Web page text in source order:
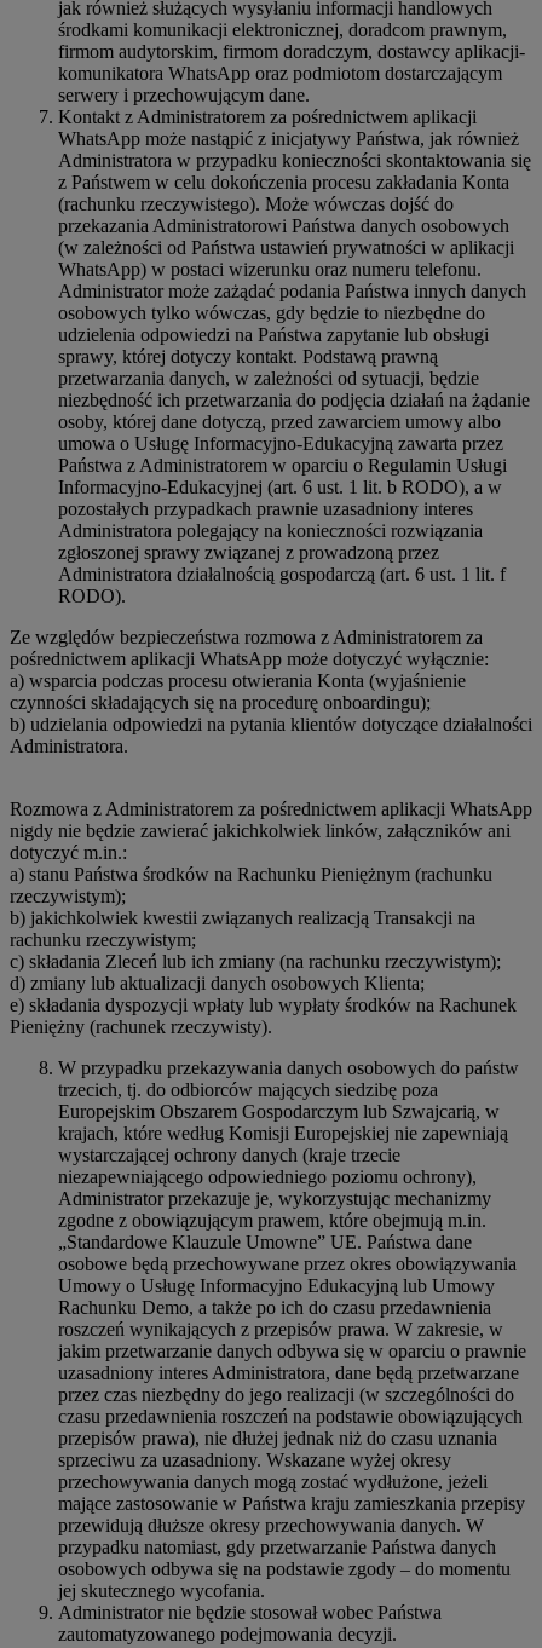
jak również służących wysyłaniu informacji handlowych
środkami komunikacji elektronicznej, doradcom prawnym,
firmom audytorskim, firmom doradczym, dostawcy aplikacji-
komunikatora WhatsApp oraz podmiotom dostarczającym
serwery i przechowującym dane.
Kontakt z Administratorem za pośrednictwem aplikacji
WhatsApp może nastąpić z inicjatywy Państwa, jak również
Administratora w przypadku konieczności skontaktowania się
z Państwem w celu dokończenia procesu zakładania Konta
(rachunku rzeczywistego). Może wówczas dojść do
przekazania Administratorowi Państwa danych osobowych
(w zależności od Państwa ustawień prywatności w aplikacji
WhatsApp) w postaci wizerunku oraz numeru telefonu.
Administrator może zażądać podania Państwa innych danych
osobowych tylko wówczas, gdy będzie to niezbędne do
udzielenia odpowiedzi na Państwa zapytanie lub obsługi
sprawy, której dotyczy kontakt. Podstawą prawną
przetwarzania danych, w zależności od sytuacji, będzie
niezbędność ich przetwarzania do podjęcia działań na żądanie
osoby, której dane dotyczą, przed zawarciem umowy albo
umowa o Usługę Informacyjno-Edukacyjną zawarta przez
Państwa z Administratorem w oparciu o Regulamin Usługi
Informacyjno-Edukacyjnej (art. 6 ust. 1 lit. b RODO), a w
pozostałych przypadkach prawnie uzasadniony interes
Administratora polegający na konieczności rozwiązania
zgłoszonej sprawy związanej z prowadzoną przez
Administratora działalnością gospodarczą (art. 6 ust. 1 lit. f
RODO).
Ze względów bezpieczeństwa rozmowa z Administratorem za
pośrednictwem aplikacji WhatsApp może dotyczyć wyłącznie:
a) wsparcia podczas procesu otwierania Konta (wyjaśnienie
czynności składających się na procedurę onboardingu);
b) udzielania odpowiedzi na pytania klientów dotyczące działalności
Administratora.
Rozmowa z Administratorem za pośrednictwem aplikacji WhatsApp
nigdy nie będzie zawierać jakichkolwiek linków, załączników ani
dotyczyć m.in.:
a) stanu Państwa środków na Rachunku Pieniężnym (rachunku
rzeczywistym);
b) jakichkolwiek kwestii związanych realizacją Transakcji na
rachunku rzeczywistym;
c) składania Zleceń lub ich zmiany (na rachunku rzeczywistym);
d) zmiany lub aktualizacji danych osobowych Klienta;
e) składania dyspozycji wpłaty lub wypłaty środków na Rachunek
Pieniężny (rachunek rzeczywisty).
W przypadku przekazywania danych osobowych do państw
trzecich, tj. do odbiorców mających siedzibę poza
Europejskim Obszarem Gospodarczym lub Szwajcarią, w
krajach, które według Komisji Europejskiej nie zapewniają
wystarczającej ochrony danych (kraje trzecie
niezapewniającego odpowiedniego poziomu ochrony),
Administrator przekazuje je, wykorzystując mechanizmy
zgodne z obowiązującym prawem, które obejmują m.in.
„Standardowe Klauzule Umowne” UE. Państwa dane
osobowe będą przechowywane przez okres obowiązywania
Umowy o Usługę Informacyjno Edukacyjną lub Umowy
Rachunku Demo, a także po ich do czasu przedawnienia
roszczeń wynikających z przepisów prawa. W zakresie, w
jakim przetwarzanie danych odbywa się w oparciu o prawnie
uzasadniony interes Administratora, dane będą przetwarzane
przez czas niezbędny do jego realizacji (w szczególności do
czasu przedawnienia roszczeń na podstawie obowiązujących
przepisów prawa), nie dłużej jednak niż do czasu uznania
sprzeciwu za uzasadniony. Wskazane wyżej okresy
przechowywania danych mogą zostać wydłużone, jeżeli
mające zastosowanie w Państwa kraju zamieszkania przepisy
przewidują dłuższe okresy przechowywania danych. W
przypadku natomiast, gdy przetwarzanie Państwa danych
osobowych odbywa się na podstawie zgody – do momentu
jej skutecznego wycofania.
Administrator nie będzie stosował wobec Państwa
zautomatyzowanego podejmowania decyzji.